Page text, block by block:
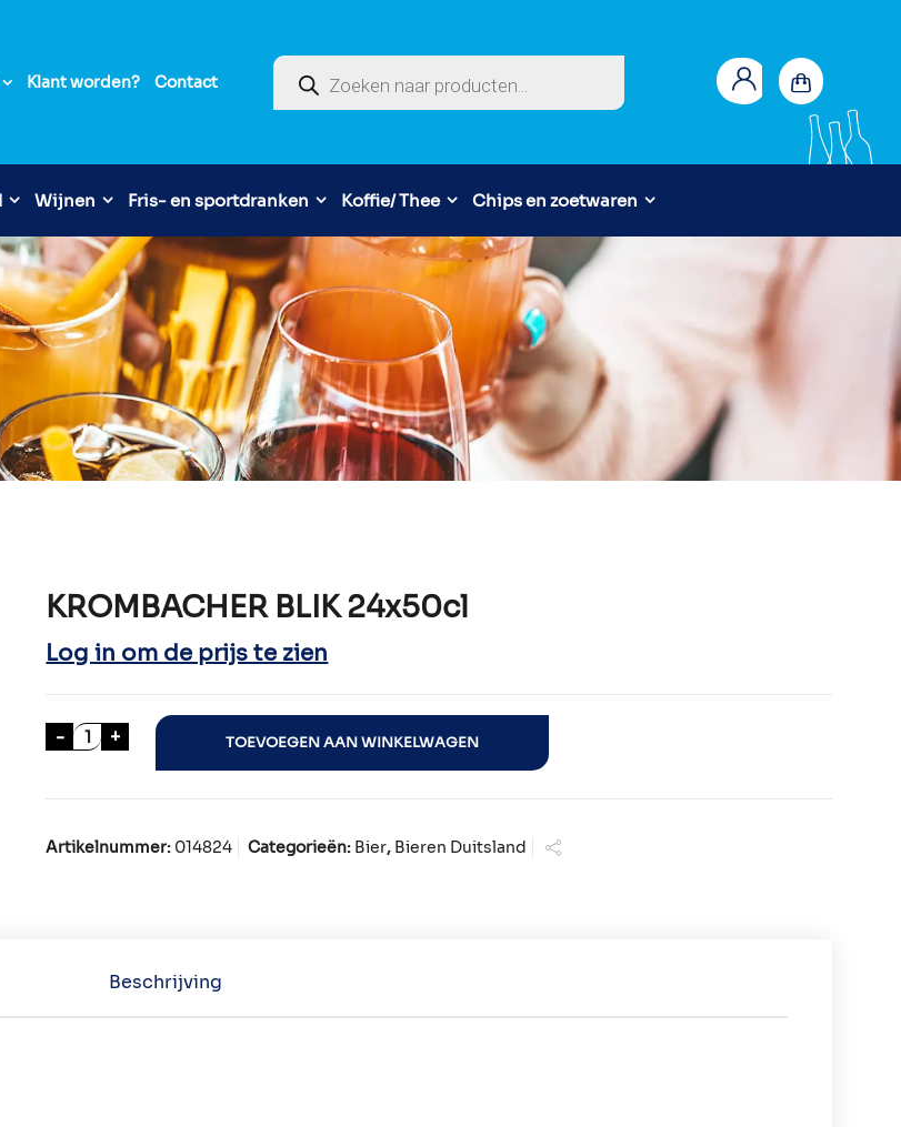
Klant worden? Contact
Producten zoeken
Wijnen Fris- en sportdranken Koffie/ Thee Chips en zoetwaren
KROMBACHER BLIK 24x50cl
Log in om de prijs te zien
- KROMBACHER BLIK 24x50cl aantal
+ TOEVOEGEN AAN WINKELWAGEN
Artikelnummer: 014824 Categorieën: Bier, Bieren Duitsland
Beschrijving